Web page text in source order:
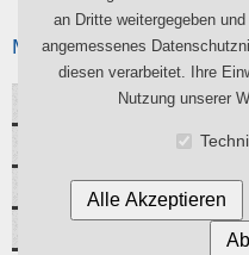
an Dritte weitergegeben
angemessenes
diesen verarbeitet. Ihre
Nutzung unserer
Alle Akzeptieren
Management Team
Dr. Gerd Lippold
Dr. Sven Holl